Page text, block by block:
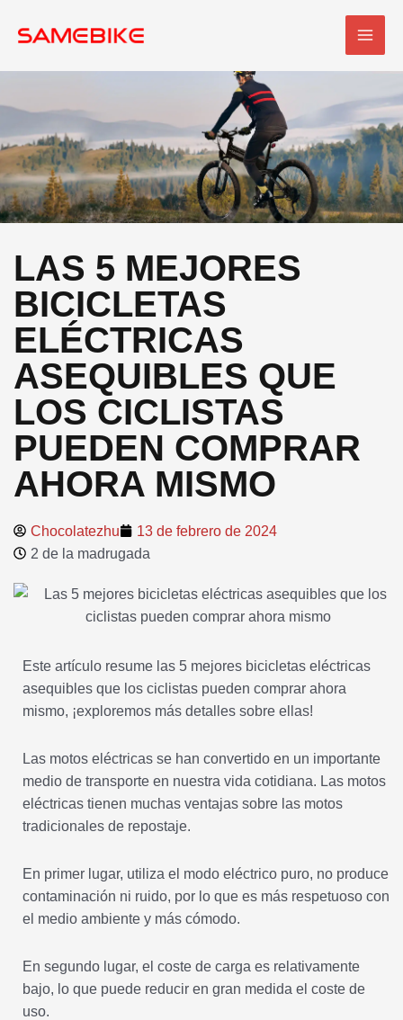
LAS 5 MEJORES
BICICLETAS
ELÉCTRICAS
ASEQUIBLES QUE
LOS CICLISTAS
PUEDEN COMPRAR
AHORA MISMO
Chocolatezhu
13 de febrero de 2024
2 de la madrugada
Este artículo resume las 5 mejores bicicletas eléctricas
asequibles que los ciclistas pueden comprar ahora
mismo, ¡exploremos más detalles sobre ellas!
Las motos eléctricas se han convertido en un importante
medio de transporte en nuestra vida cotidiana. Las motos
eléctricas tienen muchas ventajas sobre las motos
tradicionales de repostaje.
En primer lugar, utiliza el modo eléctrico puro, no produce
contaminación ni ruido, por lo que es más respetuoso con
el medio ambiente y más cómodo.
En segundo lugar, el coste de carga es relativamente
bajo, lo que puede reducir en gran medida el coste de
uso.